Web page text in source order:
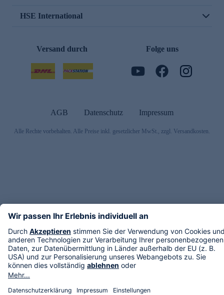
HSE International
Versand durch Folge uns
AGB Datenschutz Impressum
Alle Rechte vorbehalten. Alle Preise inkl. gesetzlicher MwSt., zzgl. Versandkosten.